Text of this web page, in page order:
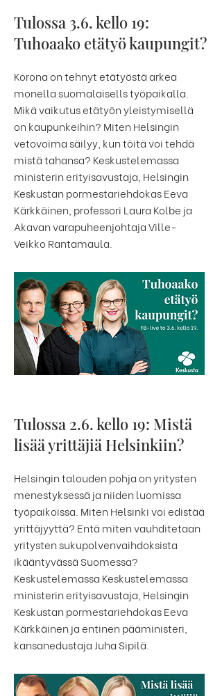
Tulossa 3.6. kello 19:
Tuhoaako etätyö kaupungit?
Korona on tehnyt etätyöstä arkea
monella suomalaisells työpaikalla.
Mikä vaikutus etätyön yleistymisellä
on kaupunkeihin? Miten Helsingin
vetovoima säilyy, kun töitä voi tehdä
mistä tahansa? Keskustelemassa
ministerin erityisavustaja, Helsingin
Keskustan pormestariehdokas Eeva
Kärkkäinen, professori Laura Kolbe ja
Akavan varapuheenjohtaja Ville-
Veikko Rantamaula.
Tulossa 2.6. kello 19: Mistä
lisää yrittäjiä Helsinkiin?
Helsingin talouden pohja on yritysten
menestyksessä ja niiden luomissa
työpaikoissa. Miten Helsinki voi edistää
yrittäjyyttä? Entä miten vauhditetaan
yritysten sukupolvenvaihdoksista
ikääntyvässä Suomessa?
Keskustelemassa Keskustelemassa
ministerin erityisavustaja, Helsingin
Keskustan pormestariehdokas Eeva
Kärkkäinen ja entinen pääministeri,
kansanedustaja Juha Sipilä.